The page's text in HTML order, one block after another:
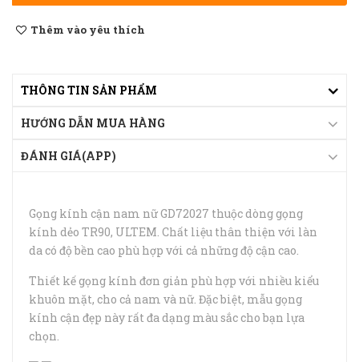
Thêm vào yêu thích
THÔNG TIN SẢN PHẨM
HƯỚNG DẪN MUA HÀNG
ĐÁNH GIÁ(APP)
Gọng kính cận nam nữ GD72027 thuộc dòng gọng
kính dẻo TR90, ULTEM. Chất liệu thân thiện với làn
da có độ bền cao phù hợp với cả những độ cận cao.
Thiết kế gọng kính đơn giản phù hợp với nhiều kiểu
khuôn mặt, cho cả nam và nữ. Đặc biệt, mẫu gọng
kính cận đẹp này rất đa dạng màu sắc cho bạn lựa
chọn.